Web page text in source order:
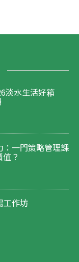
淡水生活好箱
：一門策略管理課
？
工作坊